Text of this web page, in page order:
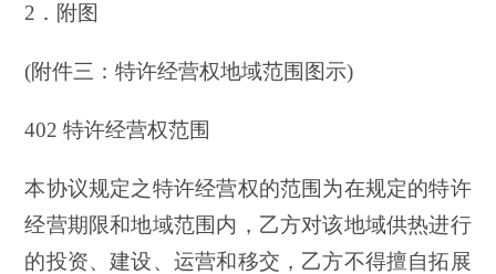
2．附图
(附件三：特许经营权地域范围图示)
402 特许经营权范围
本协议规定之特许经营权的范围为在规定的特许
经营期限和地域范围内，乙方对该地域供热进行
的投资、建设、运营和移交，乙方不得擅自拓展